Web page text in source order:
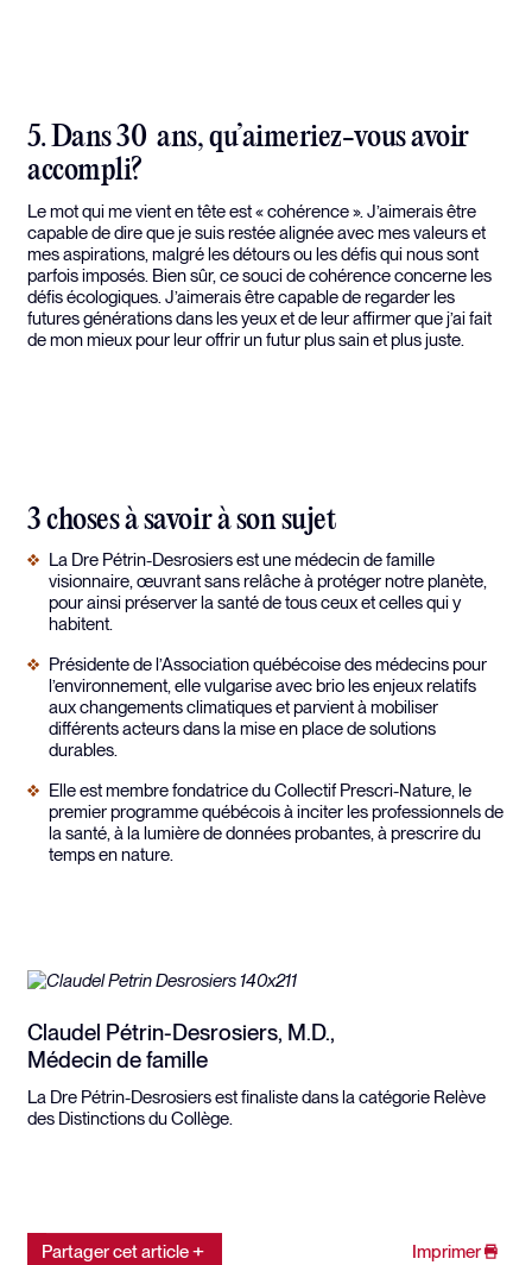
5. Dans 30 ans, qu’aimeriez-vous avoir
accompli?
Le mot qui me vient en tête est « cohérence ». J’aimerais être
capable de dire que je suis restée alignée avec mes valeurs et
mes aspirations, malgré les détours ou les défis qui nous sont
parfois imposés. Bien sûr, ce souci de cohérence concerne les
défis écologiques. J’aimerais être capable de regarder les
futures générations dans les yeux et de leur affirmer que j’ai fait
de mon mieux pour leur offrir un futur plus sain et plus juste.
3 choses à savoir à son sujet
La Dre Pétrin-Desrosiers est une médecin de famille
visionnaire, œuvrant sans relâche à protéger notre planète,
pour ainsi préserver la santé de tous ceux et celles qui y
habitent.
Présidente de l’Association québécoise des médecins pour
l’environnement, elle vulgarise avec brio les enjeux relatifs
aux changements climatiques et parvient à mobiliser
différents acteurs dans la mise en place de solutions
durables.
Elle est membre fondatrice du Collectif Prescri-Nature, le
premier programme québécois à inciter les professionnels de
la santé, à la lumière de données probantes, à prescrire du
temps en nature.
Claudel Pétrin-Desrosiers, M.D.,
Médecin de famille
La Dre Pétrin-Desrosiers est finaliste dans la catégorie Relève
des Distinctions du Collège.
Partager cet article Imprimer